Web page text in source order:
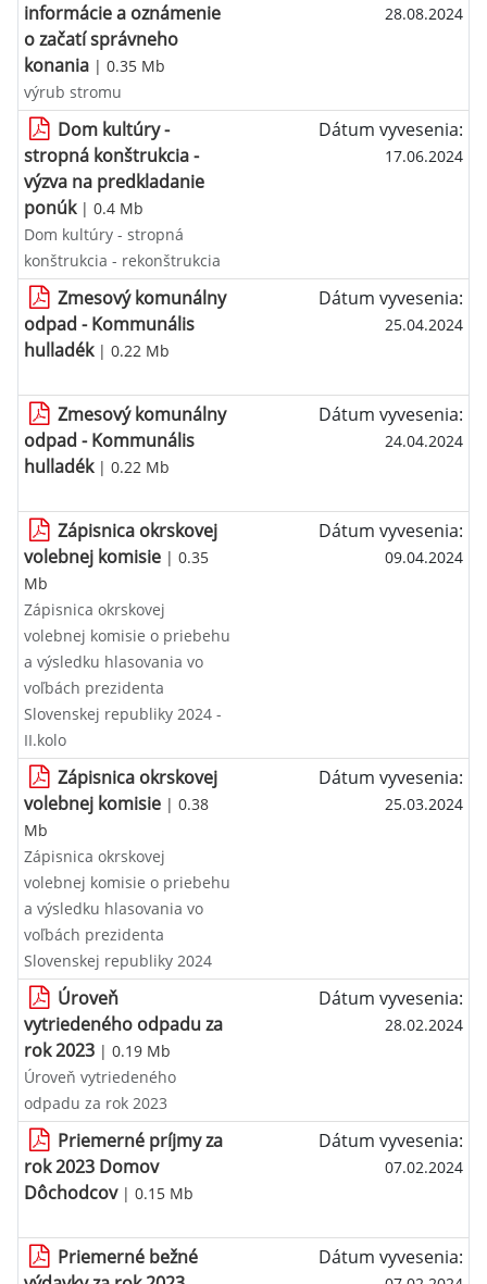
informácie a oznámenie
o začatí správneho
konania | 0.35 Mb
28.08.2024
výrub stromu
Dom kultúry -
stropná konštrukcia -
výzva na predkladanie
ponúk| 0.4 Mb
Dátum vyvesenia:
17.06.2024
Dom kultúry - stropná
konštrukcia - rekonštrukcia
Zmesový komunálny
odpad - Kommunális
hulladék| 0.22 Mb
Dátum vyvesenia:
25.04.2024
Zmesový komunálny
odpad - Kommunális
hulladék| 0.22 Mb
Dátum vyvesenia:
24.04.2024
Zápisnica okrskovej
volebnej komisie | 0.35
Mb
Dátum vyvesenia:
09.04.2024
Zápisnica okrskovej
volebnej komisie o priebehu
a výsledku hlasovania vo
voľbách prezidenta
Slovenskej republiky 2024 -
II.kolo
Zápisnica okrskovej
volebnej komisie | 0.38
Mb
Dátum vyvesenia:
25.03.2024
Zápisnica okrskovej
volebnej komisie o priebehu
a výsledku hlasovania vo
voľbách prezidenta
Slovenskej republiky 2024
Úroveň
vytriedeného odpadu za
rok 2023 | 0.19 Mb
Dátum vyvesenia:
28.02.2024
Úroveň vytriedeného
odpadu za rok 2023
Priemerné príjmy za
rok 2023 Domov
Dôchodcov| 0.15 Mb
Dátum vyvesenia:
07.02.2024
Priemerné bežné
Dátum vyvesenia: